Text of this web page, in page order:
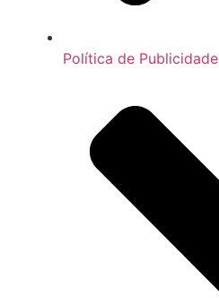
Política de Publicidade